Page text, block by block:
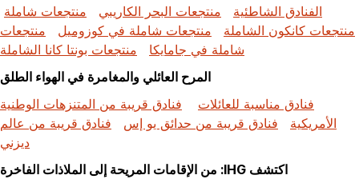
الفنادق الشاطئية
منتجعات البحر الكاريبي
منتجعات شاملة
منتجعات كانكون الشاملة
منتجعات شاملة في كوزوميل
منتجعات
شاملة في جامايكا
منتجعات بونتا كانا الشاملة
المرح العائلي والمغامرة في الهواء الطلق
فنادق مناسبة للعائلات
فنادق قريبة من المتنزهات الوطنية
الأمريكية
فنادق قريبة من حدائق يو إس
فنادق قريبة من عالم
ديزني
اكتشف IHG: من الإقامات المريحة إلى الملاذات الفاخرة